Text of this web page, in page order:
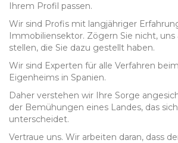
Ihrem Profil passen.
Wir sind Profis mit langjähriger
Immobiliensektor. Zögern Sie nicht, uns
stellen, die Sie dazu gestellt haben.
Wir sind Experten für alle Verfahren
Eigenheims in Spanien.
Daher verstehen wir Ihre Sorge
der Bemühungen eines Landes, das
unterscheidet.
Vertraue uns. Wir arbeiten daran, dass